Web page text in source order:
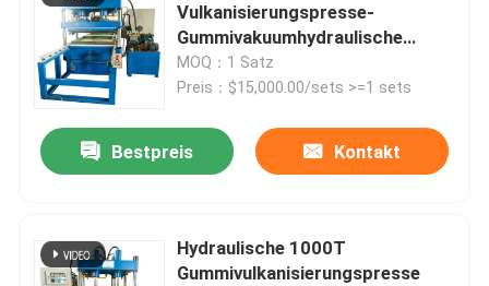
Vulkanisierungspresse-
Gummivakuumhydraulische
Presse
MOQ：1 Satz
Preis：$15,000.00/sets >=1 sets
Bestpreis Kontakt
Hydraulische 1000T
Gummivulkanisierungspresse